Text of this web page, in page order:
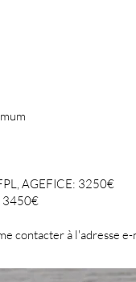
AGEFICE: 3250€
3450€
contacter à l'adresse